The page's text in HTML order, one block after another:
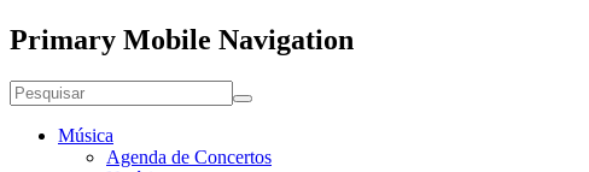
Primary Mobile Navigation
Música
Agenda de Concertos